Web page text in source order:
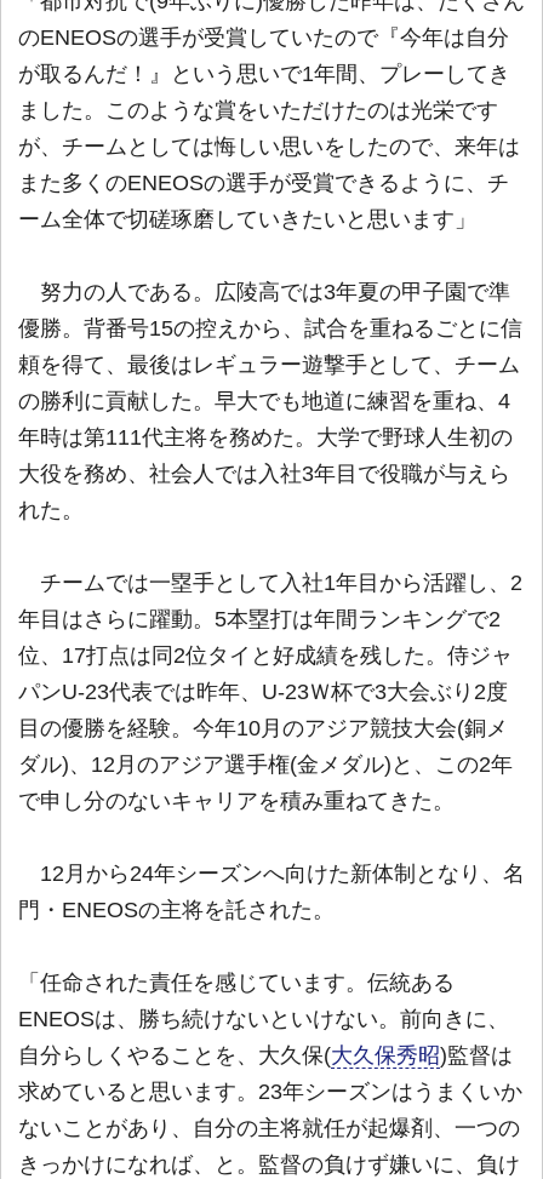
のENEOSの選手が受賞していたので『今年は自分
が取るんだ！』という思いで1年間、プレーしてき
ました。このような賞をいただけたのは光栄です
が、チームとしては悔しい思いをしたので、来年は
また多くのENEOSの選手が受賞できるように、チ
ーム全体で切磋琢磨していきたいと思います」
努力の人である。広陵高では3年夏の甲子園で準
優勝。背番号15の控えから、試合を重ねるごとに信
頼を得て、最後はレギュラー遊撃手として、チーム
の勝利に貢献した。早大でも地道に練習を重ね、4
年時は第111代主将を務めた。大学で野球人生初の
大役を務め、社会人では入社3年目で役職が与えら
れた。
チームでは一塁手として入社1年目から活躍し、2
年目はさらに躍動。5本塁打は年間ランキングで2
位、17打点は同2位タイと好成績を残した。侍ジャ
パンU-23代表では昨年、U-23Ｗ杯で3大会ぶり2度
目の優勝を経験。今年10月のアジア競技大会(銅メ
ダル)、12月のアジア選手権(金メダル)と、この2年
で申し分のないキャリアを積み重ねてきた。
12月から24年シーズンへ向けた新体制となり、名
門・ENEOSの主将を託された。
「任命された責任を感じています。伝統ある
ENEOSは、勝ち続けないといけない。前向きに、
自分らしくやることを、大久保(大久保秀昭)監督は
求めていると思います。23年シーズンはうまくいか
ないことがあり、自分の主将就任が起爆剤、一つの
きっかけになれば、と。監督の負けず嫌いに、負け